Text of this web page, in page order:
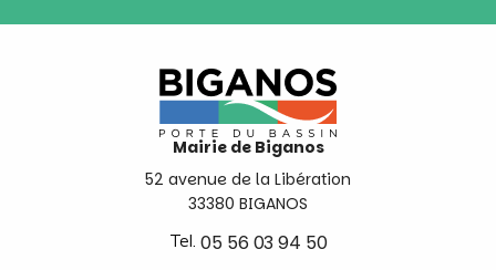
Mairie de Biganos
52 avenue de la Libération
33380 BIGANOS
Tel. 05 56 03 94 50